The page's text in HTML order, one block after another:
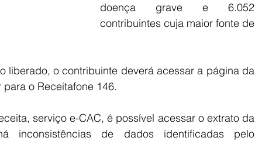
doença grave e 6.052
contribuintes cuja maior fonte de
liberado, o contribuinte deverá acessar a página da
o Receitafone 146.
serviço e-CAC, é possível acessar o extrato da
inconsistências de dados identificadas pelo